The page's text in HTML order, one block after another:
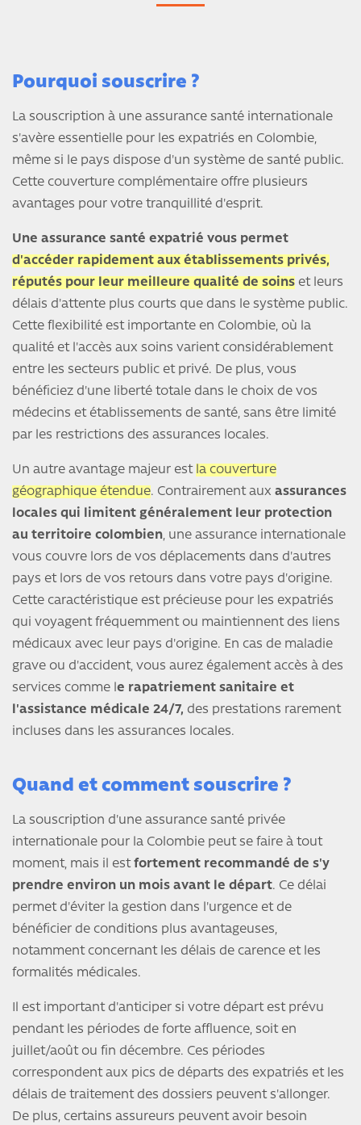
Pourquoi souscrire ?
La souscription à une assurance santé internationale
s'avère essentielle pour les expatriés en Colombie,
même si le pays dispose d'un système de santé public.
Cette couverture complémentaire offre plusieurs
avantages pour votre tranquillité d'esprit.
Une assurance santé expatrié vous permet
d'accéder rapidement aux établissements privés,
réputés pour leur meilleure qualité de soins et leurs
délais d'attente plus courts que dans le système public.
Cette flexibilité est importante en Colombie, où la
qualité et l'accès aux soins varient considérablement
entre les secteurs public et privé. De plus, vous
bénéficiez d'une liberté totale dans le choix de vos
médecins et établissements de santé, sans être limité
par les restrictions des assurances locales.
Un autre avantage majeur est la couverture
géographique étendue. Contrairement aux assurances
locales qui limitent généralement leur protection
au territoire colombien, une assurance internationale
vous couvre lors de vos déplacements dans d'autres
pays et lors de vos retours dans votre pays d'origine.
Cette caractéristique est précieuse pour les expatriés
qui voyagent fréquemment ou maintiennent des liens
médicaux avec leur pays d'origine. En cas de maladie
grave ou d'accident, vous aurez également accès à des
services comme l e rapatriement sanitaire et
l'assistance médicale 24/7, des prestations rarement
incluses dans les assurances locales.
Quand et comment souscrire ?
La souscription d'une assurance santé privée
internationale pour la Colombie peut se faire à tout
moment, mais il estfortement recommandé de s'y
prendre environ un mois avant le départ. Ce délai
permet d'éviter la gestion dans l'urgence et de
bénéficier de conditions plus avantageuses,
notamment concernant les délais de carence et les
formalités médicales.
Il est important d'anticiper si votre départ est prévu
pendant les périodes de forte affluence, soit en
juillet/août ou fin décembre. Ces périodes
correspondent aux pics de départs des expatriés et les
délais de traitement des dossiers peuvent s'allonger.
De plus, certains assureurs peuvent avoir besoin